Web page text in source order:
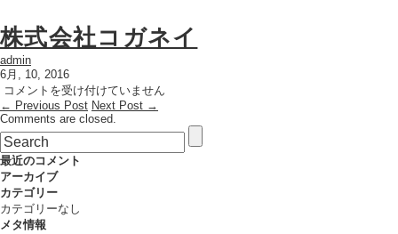
株式会社コガネイ
admin
6月, 10, 2016
株
式
会
社
コ
ガ
ネ
イ
は
コメントを受け付けていません
← Previous Post Next Post →
Comments are closed.
最近のコメント
アーカイブ
カテゴリー
カテゴリーなし
メタ情報